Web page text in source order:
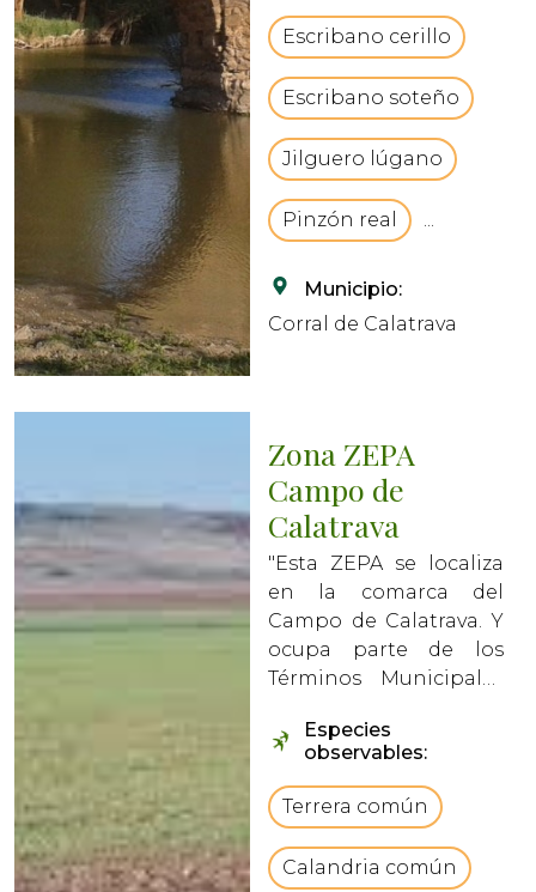
afluente el rio Jabalón.
v...
Escribano cerillo
Escribano soteño
Jilguero lúgano
Pinzón real ...
Municipio:
Corral de Calatrava
Zona ZEPA
Campo de
Calatrava
"Esta ZEPA se localiza
en la comarca del
Campo de Calatrava. Y
ocupa parte de los
Términos Municipales
Miguelturra,
Ballesteros de
Calatrava, Pozuelo de
Calatrava y Villar del
Pozo.vbCrLfSu paisaje
es una amplia sucesión
Especies
observables:
Terrera común
Calandria común